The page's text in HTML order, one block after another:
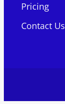
Pricing
Contact Us